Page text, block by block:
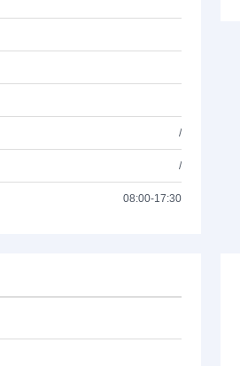
/
/
08:00-17:30